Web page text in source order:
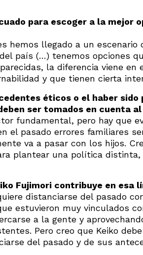
para escoger a la mejor
hemos llegado a un escenario
país (…) tenemos opciones
la diferencia viene en
y que tienen cierta
éticos o el haber sido
ser tomados en cuenta
fundamental, pero hay que
el pasado errores familiares
va a pasar con los hijos.
plantear una política
Fujimori contribuye en esa
distanciarse del pasado
estuvieron muy vinculados
a la gente y
Pero creo que Keiko
del pasado y de sus